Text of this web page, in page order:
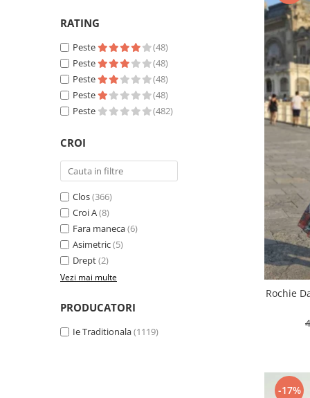
RATING
Peste
(48)
Peste
(48)
Peste
(48)
Peste
(48)
Peste
(482)
CROI
Clos(366)
Croi A(8)
Fara maneca(6)
Asimetric(5)
Drept(2)
Vezi mai multe
PRODUCATORI
Ie Traditionala(1119)
Rochie
-17%